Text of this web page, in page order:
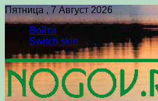
Пятница , 7 Август 2026
Войти
Switch skin